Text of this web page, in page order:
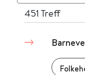
451 Treff